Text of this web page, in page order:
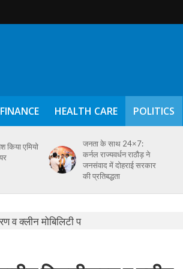
FINANCE HEALTH CARE POLITICS
किया एमियो
जनता के साथ 24×7:
कर्नल राज्यवर्धन राठौड़ ने
जनसंवाद में दोहराई सरकार
की प्रतिबद्धता